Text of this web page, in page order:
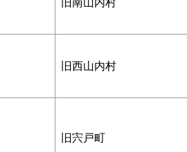
旧南山内村
旧西山内村
旧宍戸町